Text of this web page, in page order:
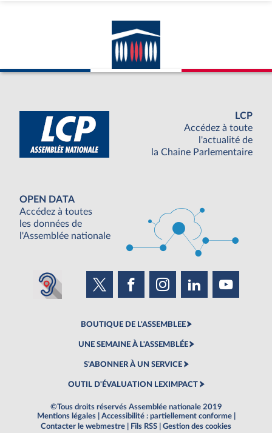
LCP
Accédez à toute
l'actualité de
la Chaine Parlementaire
OPEN DATA
Accédez à toutes
les données de
l'Assemblée nationale
BOUTIQUE DE L'ASSEMBLEE
UNE SEMAINE À L'ASSEMBLÉE
S'ABONNER À UN SERVICE
OUTIL D'ÉVALUATION LEXIMPACT
©Tous droits réservés Assemblée nationale 2019
Mentions légales
Accessibilité : partiellement conforme
Contacter le webmestre
Fils RSS
Gestion des cookies